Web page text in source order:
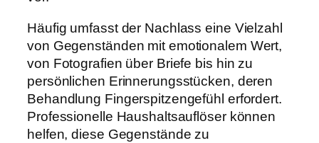
Häufig umfasst der Nachlass eine Vielzahl
von Gegenständen mit emotionalem Wert,
von Fotografien über Briefe bis hin zu
persönlichen Erinnerungsstücken, deren
Behandlung Fingerspitzengefühl erfordert.
Professionelle Haushaltsauflöser können
helfen, diese Gegenstände zu